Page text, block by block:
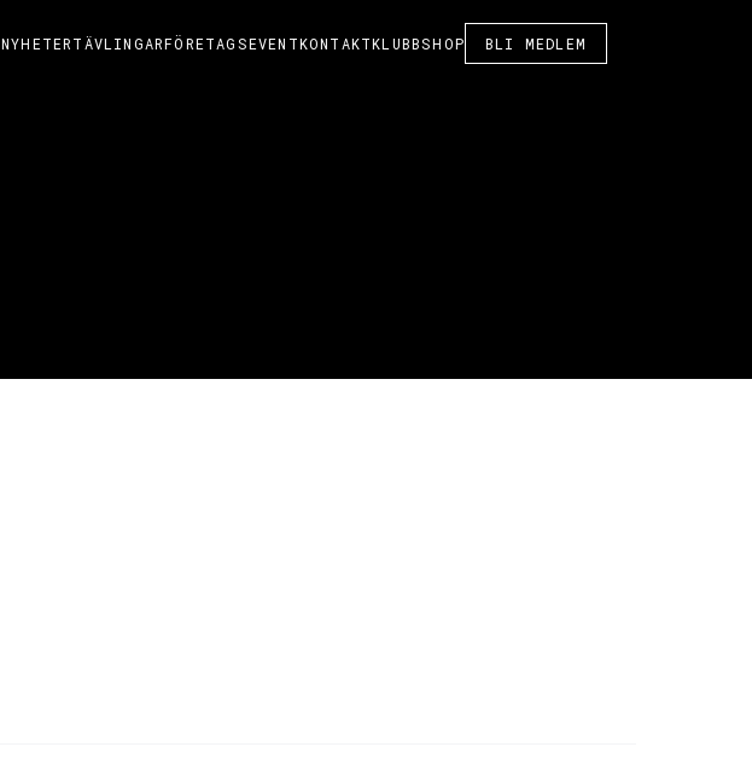
NYHETERTÄVLINGARFÖRETAGSEVENTKONTAKTKLUBBSHOP BLI MEDLEM